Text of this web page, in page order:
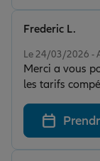
Le 24/03/2026 -
Merci a vous
les tarifs
Frederic L.